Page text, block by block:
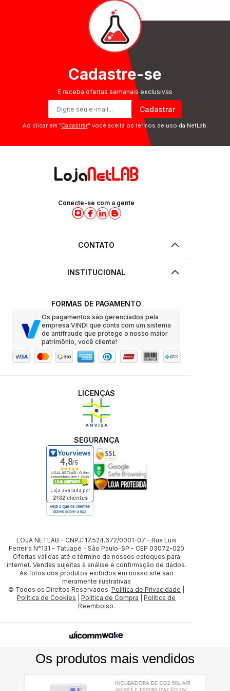
Cadastre-se
E receba ofertas semanais exclusivas
Cadastrar
Ao clicar em ”Cadastrar” você aceita os termos de uso da NetLab.
Conecte-se com a gente
CONTATO
INSTITUCIONAL
FORMAS DE PAGAMENTO
Os pagamentos são gerenciados pela
empresa VINDI que conta com um sistema
de antifraude que protege o nosso maior
patrimônio, você cliente!
SEGURANÇA
LICENÇAS
LOJA NETLAB - CNPJ: 17.524.672/0001-07 - Rua Luis
Ferreira N°131 - Tatuapé - Sâo Paulo-SP - CEP 03072-020
Ofertas válidas até o término de nossos estoques para
internet. Vendas sujeitas à análise e confirmação de dados.
As fotos dos produtos exibidos em nosso site são
meramente ilustrativas
© Todos os Direitos Reservados. Política de Privacidade
Política de Cookies
Política de Compra
Política de
Reembolso.